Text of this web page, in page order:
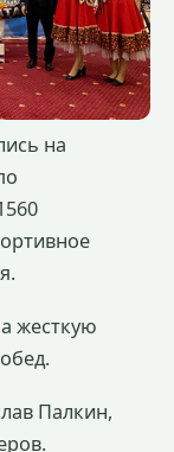
на
жесткую
Палкин,